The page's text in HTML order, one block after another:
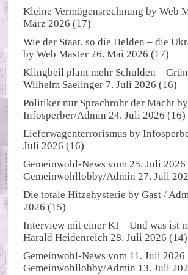
Kleine Vermögensrechnung byWeb
März 2026 (17)
Wie der Staat, so die Helden – die
byWeb Master 26. Mai 2026 (17)
Klingbeil plant mehr Schulden –
Wilhelm Saelinger 7. Juli 2026 (16)
Politiker nur Sprachrohr der Macht by
Infosperber/Admin 24. Juli 2026 (16)
Lieferwagenterrorismus by
Juli 2026 (16)
Gemeinwohl-News vom 25. Juli 2026
Gemeinwohllobby/Admin 27. Juli
Die totale Hitzehysterie byGast /
2026 (15)
Interview mit einer KI – Und was ist
Harald Heidenreich 28. Juli 2026 (14)
Gemeinwohl-News vom 11. Juli 2026
Gemeinwohllobby/Admin 13. Juli